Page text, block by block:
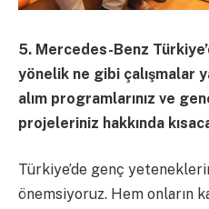
5. Mercedes-Benz
yönelik ne gibi çalışmalar
alım programlarınız ve
projeleriniz hakkında
Türkiye’de genç
önemsiyoruz. Hem onların